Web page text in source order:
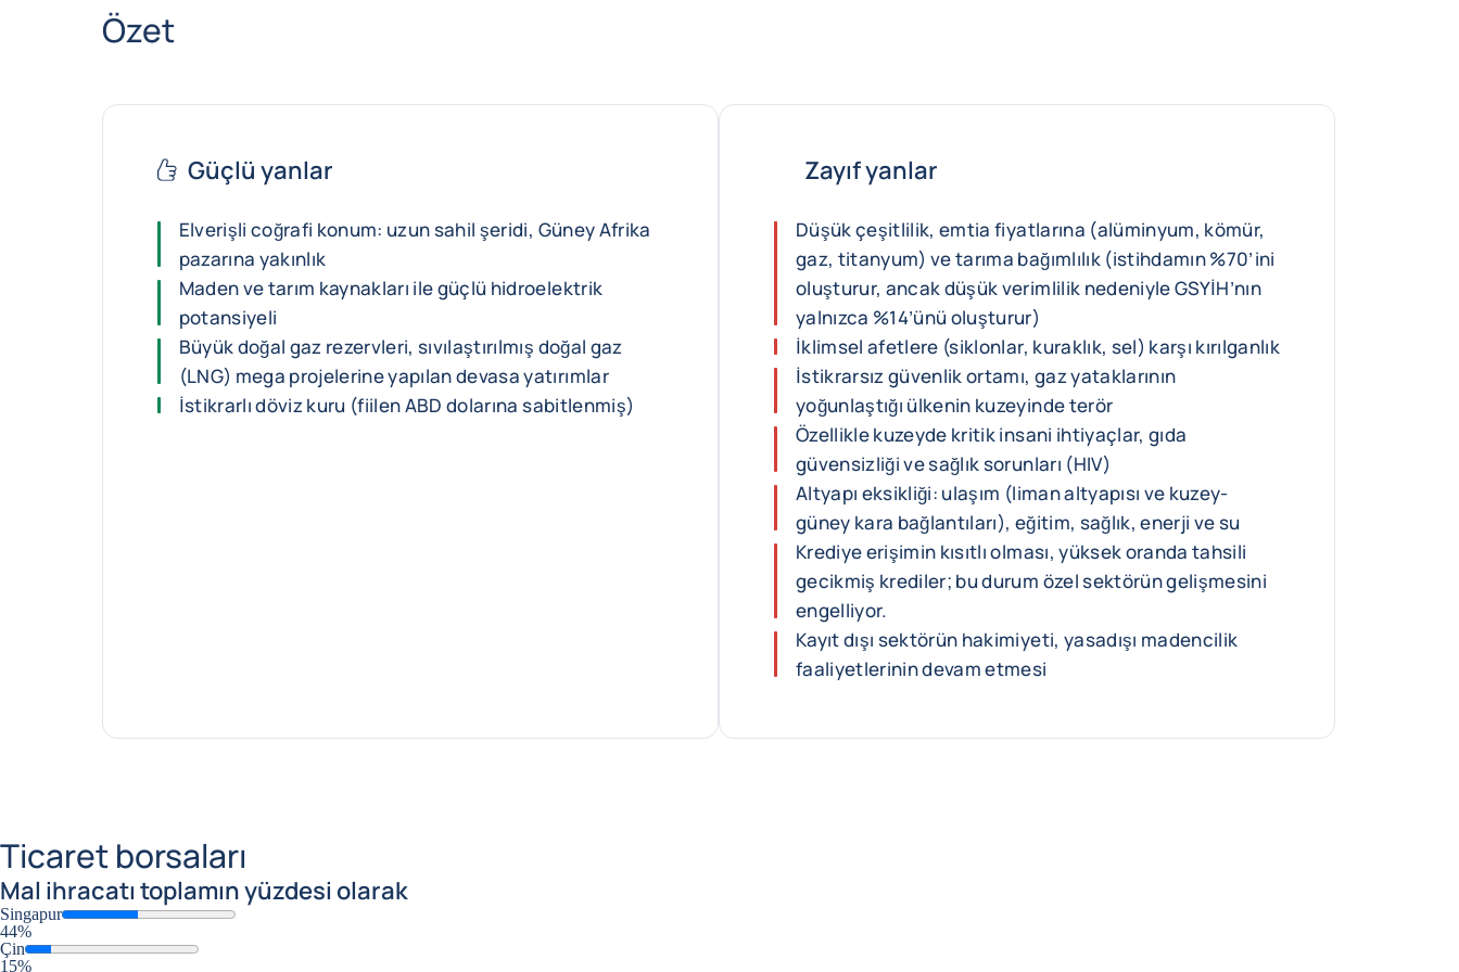
Özet
Güçlü yanlar
Elverişli coğrafi konum: uzun sahil şeridi, Güney Afrika
pazarına yakınlık
Maden ve tarım kaynakları ile güçlü hidroelektrik
potansiyeli
Büyük doğal gaz rezervleri, sıvılaştırılmış doğal gaz
(LNG) mega projelerine yapılan devasa yatırımlar
İstikrarlı döviz kuru (fiilen ABD dolarına sabitlenmiş)
Zayıf yanlar
Düşük çeşitlilik, emtia fiyatlarına (alüminyum, kömür,
gaz, titanyum) ve tarıma bağımlılık (istihdamın %70’ini
oluşturur, ancak düşük verimlilik nedeniyle GSYİH’nın
yalnızca %14’ünü oluşturur)
İklimsel afetlere (siklonlar, kuraklık, sel) karşı kırılganlık
İstikrarsız güvenlik ortamı, gaz yataklarının
yoğunlaştığı ülkenin kuzeyinde terör
Özellikle kuzeyde kritik insani ihtiyaçlar, gıda
güvensizliği ve sağlık sorunları (HIV)
Altyapı eksikliği: ulaşım (liman altyapısı ve kuzey-
güney kara bağlantıları), eğitim, sağlık, enerji ve su
Krediye erişimin kısıtlı olması, yüksek oranda tahsili
gecikmiş krediler; bu durum özel sektörün gelişmesini
engelliyor.
Kayıt dışı sektörün hakimiyeti, yasadışı madencilik
faaliyetlerinin devam etmesi
Ticaret borsaları
Mal ihracatı toplamın yüzdesi olarak
Singapur
44%
Çin
15%